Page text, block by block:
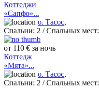
Коттеджи
«Сапфо»...
о. Тасос,
Спальни: 2 / Спальных мест:
от 110 € за ночь
Коттедж
«Мята»...
о. Тасос,
Спальни: 2 / Спальных мест: